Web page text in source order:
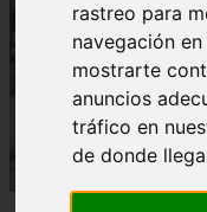
rastreo para
navegación
mostrarte
anuncios
tráfico en
de donde